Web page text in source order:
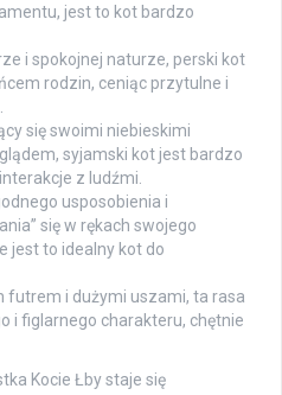
jest to kot bardzo
i spokojnej naturze, perski kot
rodzin, ceniąc przytulne i
się swoimi niebieskimi
syjamski kot jest bardzo
z ludźmi.
usposobienia i
się w rękach swojego
jest to idealny kot do
futrem i dużymi uszami, ta rasa
i figlarnego charakteru, chętnie
Kocie Łby staje się